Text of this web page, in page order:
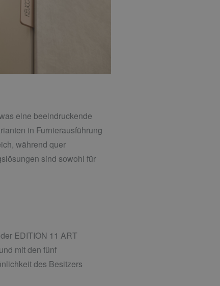
eine beeindruckende
in Furnierausführung
während quer
sind sowohl für
EDITION 11 ART
mit den fünf
des Besitzers